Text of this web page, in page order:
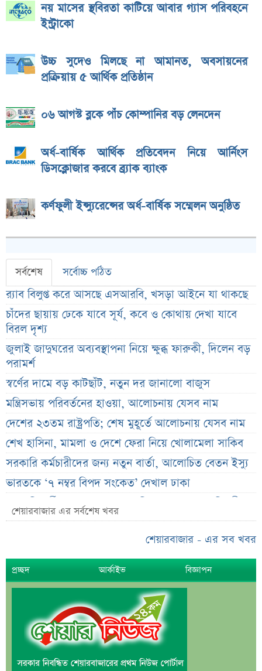
নয় মাসের স্থবিরতা কাটিয়ে আবার গ্যাস পরিবহনে
ইন্ট্রাকো
উচ্চ সুদেও মিলছে না আমানত, অবসায়নের
প্রক্রিয়ায় ৫ আর্থিক প্রতিষ্ঠান
০৬ আগস্ট ব্লকে পাঁচ কোম্পানির বড় লেনদেন
অর্ধ-বার্ষিক আর্থিক প্রতিবেদন নিয়ে আর্নিংস
ডিসক্লোজার করবে ব্র্যাক ব্যাংক
কর্ণফুলী ইন্স্যুরেন্সের অর্ধ-বার্ষিক সম্মেলন অনুষ্ঠিত
সর্বশেষ সর্বোচ্চ পঠিত
র‌্যাব বিলুপ্ত করে আসছে এসআরবি, খসড়া আইনে যা থাকছে
চাঁদের ছায়ায় ঢেকে যাবে সূর্য, কবে ও কোথায় দেখা যাবে
বিরল দৃশ্য
জুলাই জাদুঘরের অব্যবস্থাপনা নিয়ে ক্ষুব্ধ ফারুকী, দিলেন বড়
পরামর্শ
স্বর্ণের দামে বড় কাটছাঁট, নতুন দর জানালো বাজুস
মন্ত্রিসভায় পরিবর্তনের হাওয়া, আলোচনায় যেসব নাম
দেশের ২৩তম রাষ্ট্রপতি; শেষ মুহূর্তে আলোচনায় যেসব নাম
শেখ হাসিনা, মামলা ও দেশে ফেরা নিয়ে খোলামেলা সাকিব
সরকারি কর্মচারীদের জন্য নতুন বার্তা, আলোচিত বেতন ইস্যু
ভারতকে ‘৭ নম্বর বিপদ সংকেত’ দেখাল ঢাকা
সরকারি কর্মীদের বেতন বাড়ানো নিয়ে যা বললেন প্রতিমন্ত্রী
এস আলমের শাটডাউনে ডিএসইর বন্ধ কোম্পানির সংখ্যা
সাপ্তাহিক দর বৃদ্ধির শীর্ষ ১০ কোম্পানি
সাপ্তাহিক দর পতনের শীর্ষ ১০ কোম্পানি
সাপ্তাহিক লেনদেনের শীর্ষ ১০ কোম্পানি
মেয়ে থেকে ছেলে হলেন এসএসসি পরীক্ষার্থী
বিয়ের আগেই গর্ভবতী, মেয়েকে নদীতে ডুবিয়ে হত্যা বাবার
ভাইরাল মেসেজ নিয়ে ব্যাখ্যা দিলেন নাহিদ ইসলাম
শেয়ারবাজার এর সর্বশেষ খবর
শেয়ারবাজার - এর সব খবর
প্রচ্ছদ আর্কাইভ বিজ্ঞাপন